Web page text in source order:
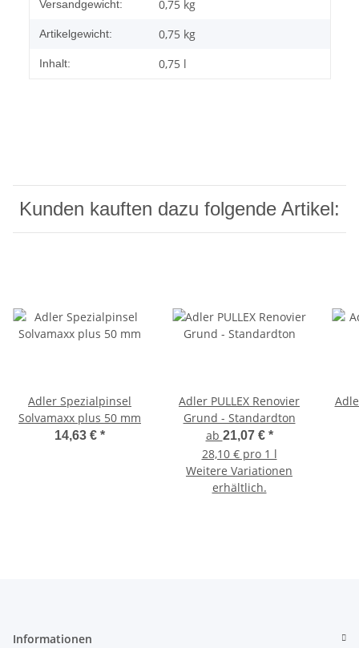
Versandgewicht: 0,75 kg
Artikelgewicht: 0,75 kg
Inhalt: 0,75 l
Kunden kauften dazu folgende Artikel:
Adler Spezialpinsel
Solvamaxx plus 50 mm
14,63 € *
Adler PULLEX Renovier
Grund - Standardton
ab 21,07 € *
28,10 € pro 1 l
Weitere Variationen
erhältlich.
Informationen